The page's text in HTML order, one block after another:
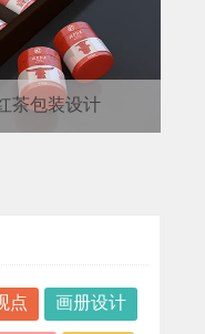
茶包装设计
点 画册设计